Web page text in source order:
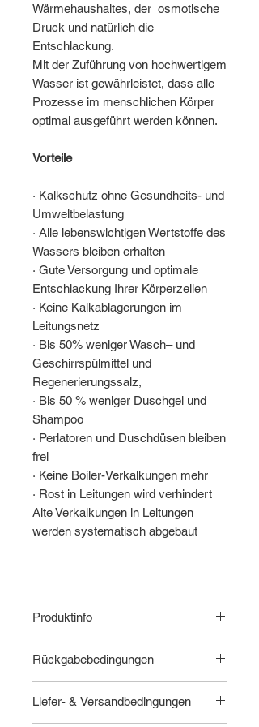
Wärmehaushaltes, der osmotische
Druck und natürlich die
Entschlackung.
Mit der Zuführung von hochwertigem
Wasser ist gewährleistet, dass alle
Prozesse im menschlichen Körper
optimal ausgeführt werden können.
Vorteile
· Kalkschutz ohne Gesundheits- und
Umweltbelastung
· Alle lebenswichtigen Wertstoffe des
Wassers bleiben erhalten
· Gute Versorgung und optimale
Entschlackung Ihrer Körperzellen
· Keine Kalkablagerungen im
Leitungsnetz
· Bis 50% weniger Wasch– und
Geschirrspülmittel und
Regenerierungssalz,
· Bis 50 % weniger Duschgel und
Shampoo
· Perlatoren und Duschdüsen bleiben
frei
· Keine Boiler-Verkalkungen mehr
· Rost in Leitungen wird verhindert
Alte Verkalkungen in Leitungen
werden systematisch abgebaut
Produktinfo
100% natürliches System. Entgegen
bisher eingesetzten
Einkalkungsanlagen wird mit
Rückgabebedingungen
Installationsdatum.
Liefer- & Versandbedingungen